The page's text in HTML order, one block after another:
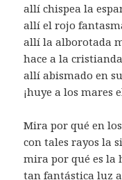
allí chispea la
allí el rojo
allí la alborotada
hace a la
allí abismado en
¡huye a los mares
Mira por qué en
con tales rayos la
mira por qué es la
tan fantástica luz